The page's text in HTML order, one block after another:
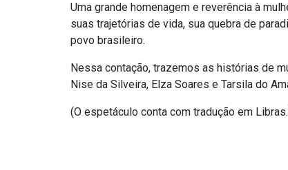
Uma grande homenagem e reverência à
suas trajetórias de vida, sua quebra de
povo brasileiro.
Nessa contação, trazemos as histórias de
Nise da Silveira, Elza Soares e Tarsila do
(O espetáculo conta com tradução em